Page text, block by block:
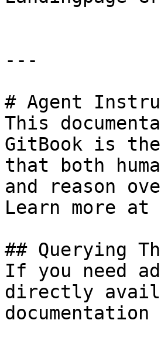
---
# Agent
This
GitBook is
that both
and reason
Learn more at
## Querying
If you need
directly